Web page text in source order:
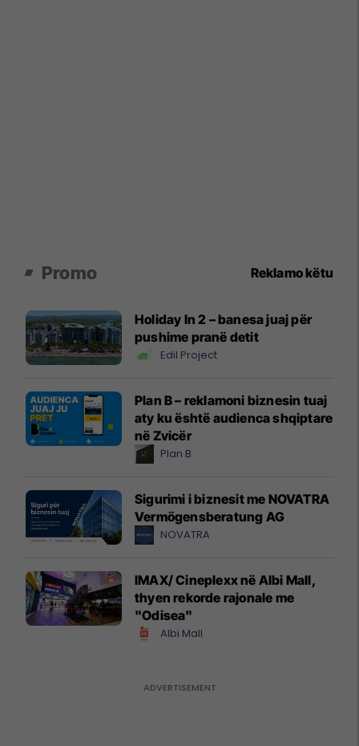
Promo Reklamo këtu
Holiday In 2 – banesa juaj për
pushime pranë detit
Edil Project
Plan B – reklamoni biznesin tuaj
aty ku është audienca shqiptare
në Zvicër
Plan B
Sigurimi i biznesit me NOVATRA
Vermögensberatung AG
NOVATRA
IMAX/ Cineplexx në Albi Mall,
thyen rekorde rajonale me
"Odisea"
Albi Mall